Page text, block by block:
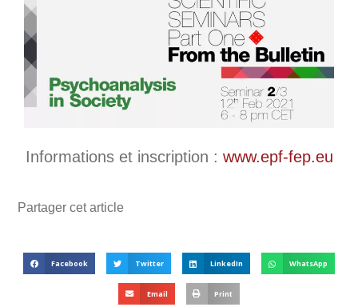
Informations et inscription : www.epf-fep.eu
Partager cet article
Facebook Twitter LinkedIn WhatsApp
Email Print